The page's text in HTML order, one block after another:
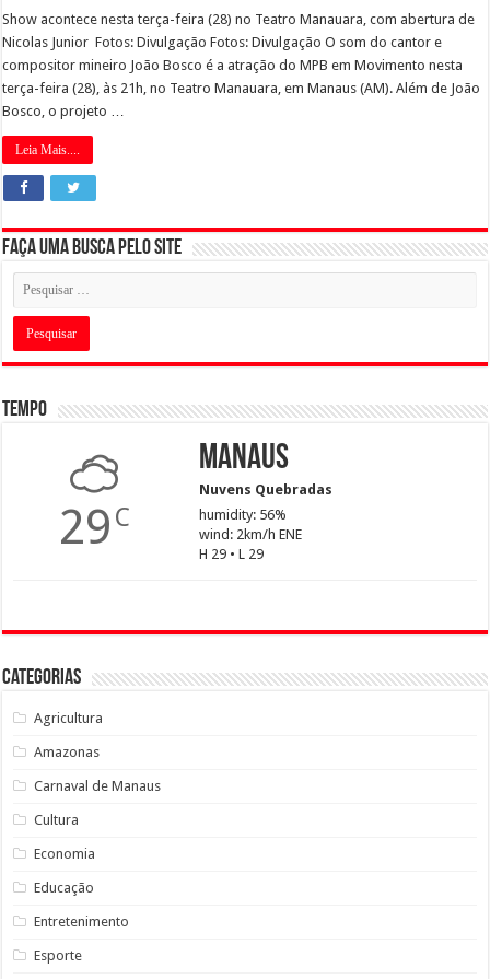
Show acontece nesta terça-feira (28) no Teatro Manauara, com abertura de
Nicolas Junior Fotos: Divulgação Fotos: Divulgação O som do cantor e
compositor mineiro João Bosco é a atração do MPB em Movimento nesta
terça-feira (28), às 21h, no Teatro Manauara, em Manaus (AM). Além de João
Bosco, o projeto …
Leia Mais....
Faça uma busca pelo Site
Tempo
29 C
Manaus
Nuvens Quebradas
humidity: 56%
wind: 2km/h ENE
H 29 • L 29
Categorias
Agricultura
Amazonas
Carnaval de Manaus
Cultura
Economia
Educação
Entretenimento
Esporte